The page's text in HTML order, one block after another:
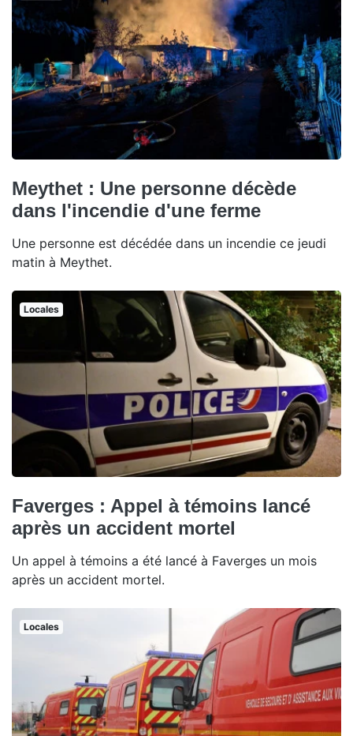
Meythet : Une personne décède
dans l'incendie d'une ferme
Une personne est décédée dans un incendie ce jeudi
matin à Meythet.
Locales
Faverges : Appel à témoins lancé
après un accident mortel
Un appel à témoins a été lancé à Faverges un mois
après un accident mortel.
Locales